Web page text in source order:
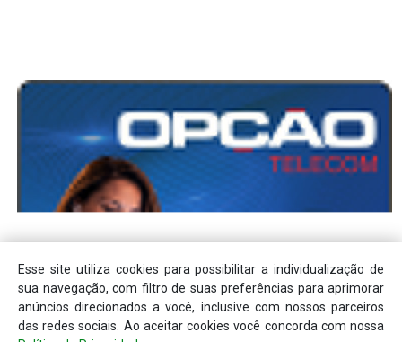
Esse site utiliza cookies para possibilitar a individualização de
sua navegação, com filtro de suas preferências para aprimorar
anúncios direcionados a você, inclusive com nossos parceiros
das redes sociais. Ao aceitar cookies você concorda com nossa